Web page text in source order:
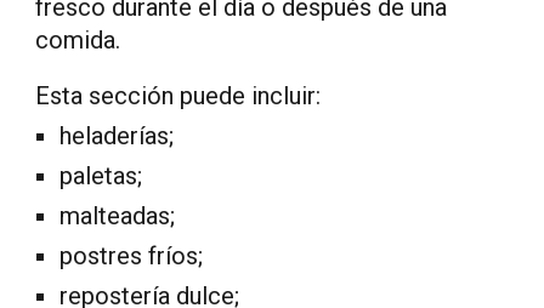
fresco durante el día o después de una
comida.
Esta sección puede incluir:
heladerías;
paletas;
malteadas;
postres fríos;
repostería dulce;